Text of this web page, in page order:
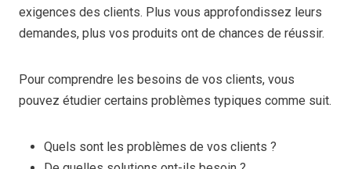
exigences des clients. Plus vous approfondissez leurs
demandes, plus vos produits ont de chances de réussir.
Pour comprendre les besoins de vos clients, vous
pouvez étudier certains problèmes typiques comme suit.
Quels sont les problèmes de vos clients ?